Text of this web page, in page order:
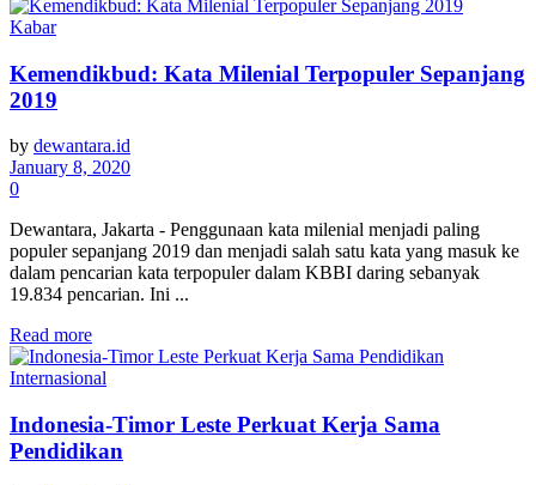
Kabar
Kemendikbud: Kata Milenial Terpopuler Sepanjang
2019
by dewantara.id
January 8, 2020
0
Dewantara, Jakarta - Penggunaan kata milenial menjadi paling
populer sepanjang 2019 dan menjadi salah satu kata yang masuk ke
dalam pencarian kata terpopuler dalam KBBI daring sebanyak
19.834 pencarian. Ini ...
Read more
Internasional
Indonesia-Timor Leste Perkuat Kerja Sama
Pendidikan